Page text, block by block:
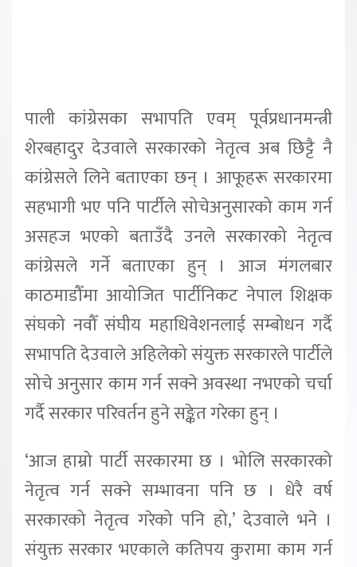
पाली कांग्रेसका सभापति एवम् पूर्वप्रधानमन्त्री
शेरबहादुर देउवाले सरकारको नेतृत्व अब छिट्टै नै
कांग्रेसले लिने बताएका छन् । आफूहरू सरकारमा
सहभागी भए पनि पार्टीले सोचेअनुसारको काम गर्न
असहज भएको बताउँदै उनले सरकारको नेतृत्व
कांग्रेसले गर्ने बताएका हुन् । आज मंगलबार
काठमाडौँमा आयोजित पार्टीनिकट नेपाल शिक्षक
संघको नवौँ संघीय महाधिवेशनलाई सम्बोधन गर्दै
सभापति देउवाले अहिलेको संयुक्त सरकारले पार्टीले
सोचे अनुसार काम गर्न सक्ने अवस्था नभएको चर्चा
गर्दै सरकार परिवर्तन हुने सङ्केत गरेका हुन् ।
‘आज हाम्रो पार्टी सरकारमा छ । भोलि सरकारको
नेतृत्व गर्न सक्ने सम्भावना पनि छ । धेरै वर्ष
सरकारको नेतृत्व गरेको पनि हो,’ देउवाले भने ।
संयुक्त सरकार भएकाले कतिपय कुरामा काम गर्न